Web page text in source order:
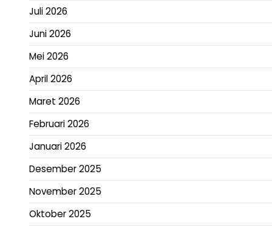
Juli 2026
Juni 2026
Mei 2026
April 2026
Maret 2026
Februari 2026
Januari 2026
Desember 2025
November 2025
Oktober 2025